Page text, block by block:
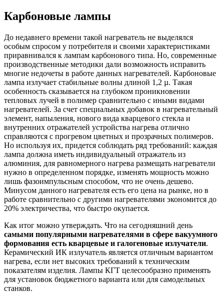
Карбоновые лампы
До недавнего времени такой нагреватель не выделялся
особым спросом у потребителя и своими характеристиками
приравнивался к лампам карбонового типа. Но, современные
производственные методики дали возможность исправить
многие недочеты в работе данных нагревателей. Карбоновые
лампа излучает стабильные волны длиной 1,2 µ. Такая
особенность сказывается на глубоком проникновении
тепловых лучей в полимер сравнительно с иными видами
нагревателей. За счет специальных добавок в нагревательный
элемент, напыления, нового вида кварцевого стекла и
внутренних отражателей устройства нагрева отлично
справляются с прогревом цветных и прозрачных полимеров.
Но используя их, придется соблюдать ряд требований: каждая
лампа должна иметь индивидуальный отражатель из
алюминия, для равномерного нагрева размещать нагреватели
нужно в определенном порядке, изменять мощность можно
лишь фазоимпульсным способом, что не очень дешево.
Минусом данного нагревателя есть его цена на рынке, но в
работе сравнительно с другими нагревателями экономится до
20% электричества, что быстро окупается.
Как итог можно утверждать. Что на сегодняшний день
самыми популярными нагревателями в сфере вакуумного
формования есть кварцевые и галогеновые излучатели.
Керамический ИК излучатель является отличным вариантом
нагрева, если нет высоких требований к техническим
показателям изделия. Лампы КГТ целесообразно применять
для установок бюджетного варианта или для самодельных
станков.